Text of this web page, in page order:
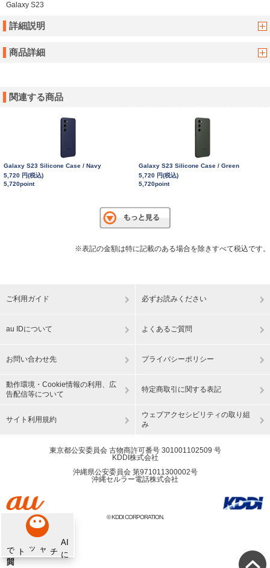
Galaxy S23
詳細説明
商品詳細
関連する商品
Galaxy S23 Silicone Case / Navy
5,720 円(税込)
5,720point
Galaxy S23 Silicone Case / Green
5,720 円(税込)
5,720point
※表記の金額は特に記載のある場合を除きすべて税込です。
ご利用ガイド 必ずお読みください
au IDについて よくあるご質問
お問い合わせ先 プライバシーポリシー
動作環境・Cookie情報の利用、広
告配信等について
特定商取引に関する表記
サイト利用規約
ウェブアクセシビリティの取り組
み
東京都公安委員会 古物商許可番号 301001102509 号
KDDI株式会社
沖縄県公安委員会 第971011300002号
沖縄セルラー電話株式会社
© KDDI CORPORATION.